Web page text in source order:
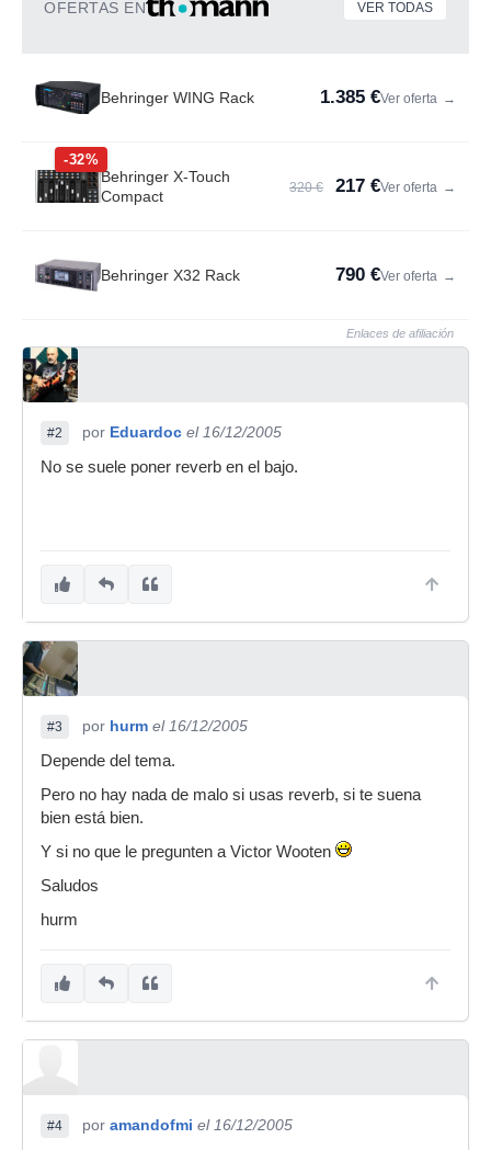
OFERTAS EN VER TODAS
Behringer WING Rack 1.385 €Ver oferta →
-32%
Behringer X-Touch
Compact
320 € 217 €Ver oferta →
Behringer X32 Rack 790 €Ver oferta →
Enlaces de afiliación
#2 por Eduardoc el 16/12/2005
No se suele poner reverb en el bajo.
#3 por hurm el 16/12/2005
Depende del tema.
Pero no hay nada de malo si usas reverb, si te suena
bien está bien.
Y si no que le pregunten a Victor Wooten
Saludos
hurm
#4 por amandofmi el 16/12/2005